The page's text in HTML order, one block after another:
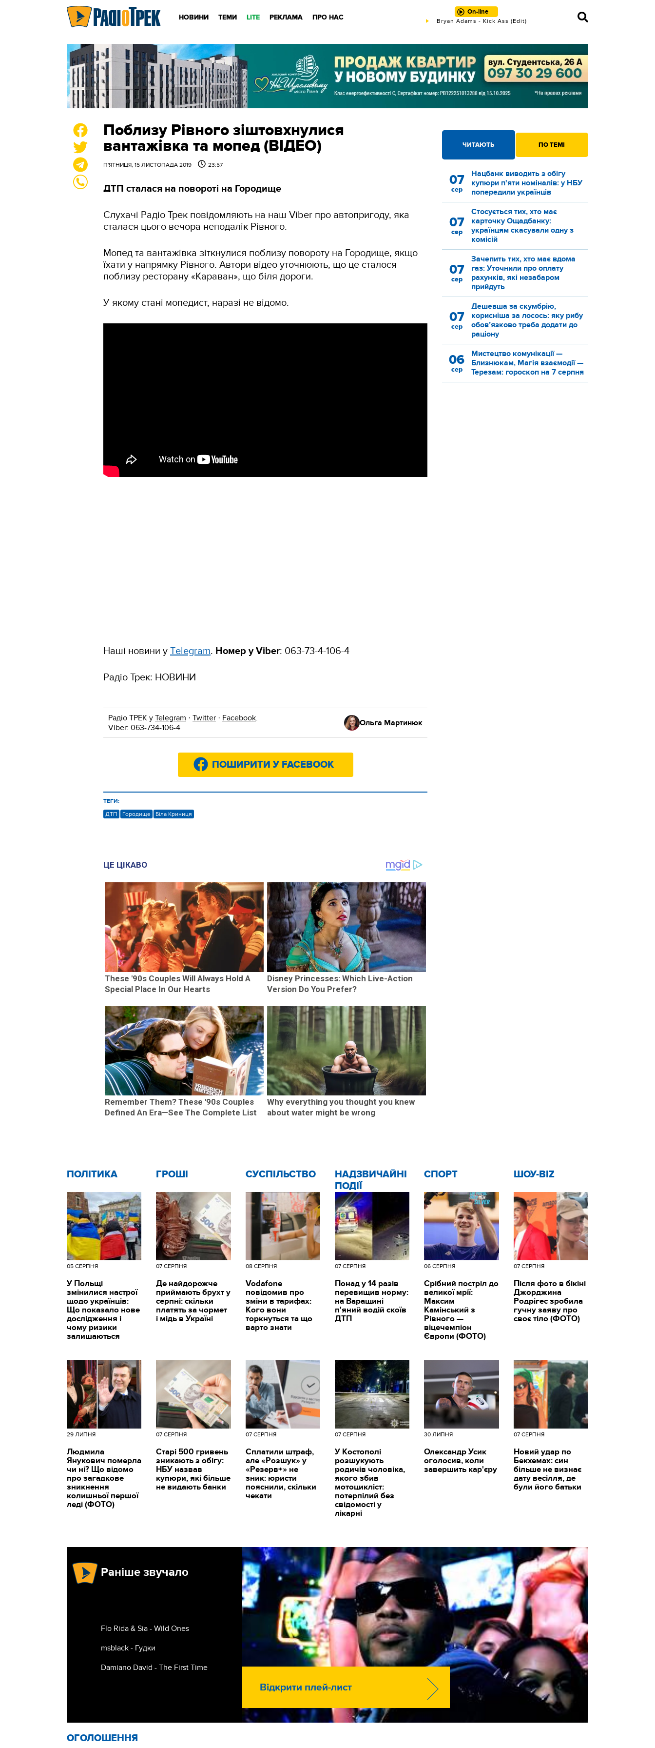
НОВИНИ ТЕМИ LITE РЕКЛАМА ПРО НАС
On-line
Bryan Adams - Kick Ass (Edit)
Поблизу Рівного зіштовхнулися
вантажівка та мопед (ВІДЕО)
П'ЯТНИЦЯ, 15 ЛИСТОПАДА 2019 23:57
ДТП сталася на повороті на Городище
Слухачі Радіо Трек повідомляють на наш Viber про автопригоду, яка
сталася цього вечора неподалік Рівного.
Мопед та вантажівка зіткнулися поблизу повороту на Городище, якщо
їхати у напрямку Рівного. Автори відео уточнюють, що це сталося
поблизу ресторану «Караван», що біля дороги.
У якому стані мопедист, наразі не відомо.
Наші новини у Тelegram. Номер у Viber: 063-73-4-106-4
Радіо Трек: НОВИНИ
Радіо ТРЕК у Telegram · Twitter · Facebook.
Viber: 063-734-106-4
Ольга Мартинюк
ПОШИРИТИ У FACEBOOK
ТЕГИ:
ДТП Городище Біла Криниця
ЧИТАЮТЬ ПО ТЕМІ
07
сер
Нацбанк виводить з обігу
купюри п'яти номіналів: у НБУ
попередили українців
07
сер
Стосується тих, хто має
карточку Ощадбанку:
українцям скасували одну з
комісій
07
сер
Зачепить тих, хто має вдома
газ: Уточнили про оплату
рахунків, які незабаром
прийдуть
07
сер
Дешевша за скумбрію,
корисніша за лосось: яку рибу
обов’язково треба додати до
раціону
06
сер
Мистецтво комунікації —
Близнюкам, Магія взаємодії —
Терезам: гороскоп на 7 серпня
ЦЕ ЦІКАВО
These '90s Couples Will Always Hold A
Special Place In Our Hearts
Disney Princesses: Which Live-Action
Version Do You Prefer?
Remember Them? These '90s Couples
Defined An Era—See The Complete List
Why everything you thought you knew
about water might be wrong
ПОЛІТИКА
05 СЕРПНЯ
У Польщі
змінилися настрої
щодо українців:
Що показало нове
дослідження і
чому ризики
залишаються
ГРОШІ
07 СЕРПНЯ
Де найдорожче
приймають брухт у
серпні: скільки
платять за чормет
і мідь в Україні
CУСПІЛЬСТВО
08 СЕРПНЯ
Vodafone
повідомив про
зміни в тарифах:
Кого вони
торкнуться та що
варто знати
НАДЗВИЧАЙНІ
ПОДІЇ
07 СЕРПНЯ
Понад у 14 разів
перевищив норму:
на Варащині
п'яний водій скоїв
ДТП
СПОРТ
06 СЕРПНЯ
Срібний постріл до
великої мрії:
Максим
Камінський з
Рівного —
віцечемпіон
Європи (ФОТО)
ШОУ-BIZ
07 СЕРПНЯ
Після фото в бікіні
Джорджина
Родрігес зробила
гучну заяву про
своє тіло (ФОТО)
29 ЛИПНЯ
Людмила
Янукович померла
чи ні? Що відомо
про загадкове
зникнення
колишньої першої
леді (ФОТО)
07 СЕРПНЯ
Старі 500 гривень
зникають з обігу:
НБУ назвав
купюри, які більше
не видають банки
07 СЕРПНЯ
Сплатили штраф,
але «Розшук» у
«Резерв+» не
зник: юристи
пояснили, скільки
чекати
07 СЕРПНЯ
У Костополі
розшукують
родичів чоловіка,
якого збив
мотоцикліст:
потерпілий без
свідомості у
лікарні
30 ЛИПНЯ
Олександр Усик
оголосив, коли
завершить кар'єру
07 СЕРПНЯ
Новий удар по
Бекхемах: син
більше не визнає
дату весілля, де
були його батьки
Раніше звучало
Flo Rida & Sia - Wild Ones
msblack - Гудки
Damiano David - The First Time
Відкрити плей-лист
ОГОЛОШЕННЯ